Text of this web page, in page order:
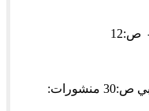
ص:12
“النقد المزدوج” لعبد الكبير الخطيبي ص:30 منشورات: